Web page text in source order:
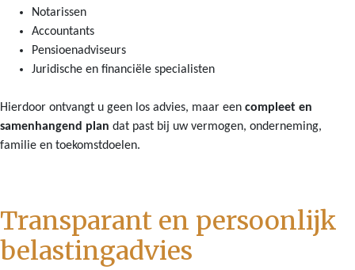
Notarissen
Accountants
Pensioenadviseurs
Juridische en financiële specialisten
Hierdoor ontvangt u geen los advies, maar een compleet en
samenhangend plan dat past bij uw vermogen, onderneming,
familie en toekomstdoelen.
Transparant en persoonlijk
belastingadvies